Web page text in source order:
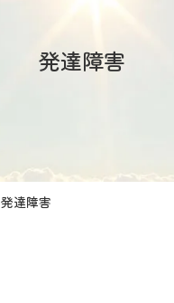
発達障害
発達障害